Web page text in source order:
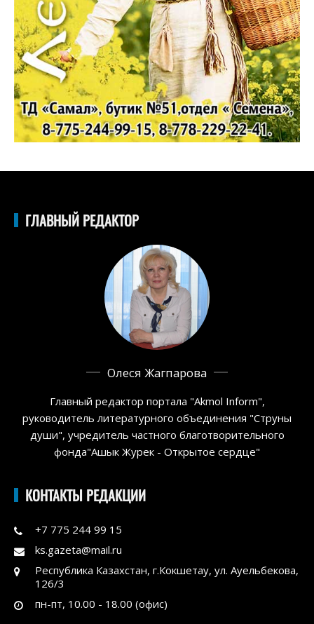
ГЛАВНЫЙ РЕДАКТОР
Олеся Жагпарова
Главный редактор портала "Akmol Inform",
руководитель литературного объединения "Струны
души", учредитель частного благотворительного
фонда"Ашык Журек - Открытое сердце"
КОНТАКТЫ РЕДАКЦИИ
+7 775 244 99 15
ks.gazeta@mail.ru
Республика Казахстан, г.Кокшетау, ул. Ауельбекова,
126/3
пн-пт, 10.00 - 18.00 (офис)